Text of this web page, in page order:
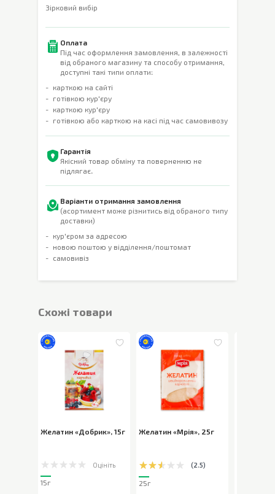
Зірковий вибір
Оплата
Під час оформлення замовлення, в залежності
від обраного магазину та способу отримання,
доступні такі типи оплати:
карткою на сайті
готівкою кур'єру
карткою кур'єру
готівкою або карткою на касі під час самовивозу
Гарантія
Якісний товар обміну та поверненню не
підлягає.
Варіанти отримання замовлення
(асортимент може різнитись від обраного типу
доставки)
кур'єром за адресою
новою поштою у відділення/поштомат
самовивіз
Cхожі товари
Желатин «Добрик», 15г
Оцініть
15г
Желатин «Мрія», 25г
(2.5)
25г